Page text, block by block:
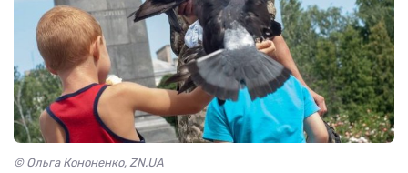
© Ольга Кононенко, ZN.UA